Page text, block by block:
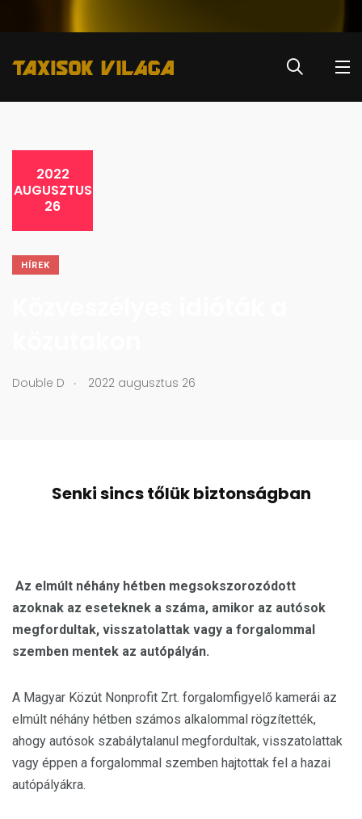
2022
AUGUSZTUS
26
HÍREK
Double D . 2022 augusztus 26
Senki sincs tőlük biztonságban
Az elmúlt néhány hétben megsokszorozódott
azoknak az eseteknek a száma, amikor az autósok
megfordultak, visszatolattak vagy a forgalommal
szemben mentek az autópályán.
A Magyar Közút Nonprofit Zrt. forgalomfigyelő kamerái az
elmúlt néhány hétben számos alkalommal rögzítették,
ahogy autósok szabálytalanul megfordultak, visszatolattak
vagy éppen a forgalommal szemben hajtottak fel a hazai
autópályákra.